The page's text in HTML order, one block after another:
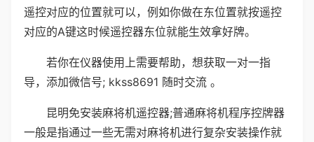
遥控对应的位置就可以，例如你做在东位置就按遥控
对应的A键这时候遥控器东位就能生效拿好牌。
若你在仪器使用上需要帮助，想获取一对一指
导，添加微信号; kkss8691 随时交流 。
昆明免安装麻将机遥控器;普通麻将机程序控牌器
一般是指通过一些无需对麻将机进行复杂安装操作就